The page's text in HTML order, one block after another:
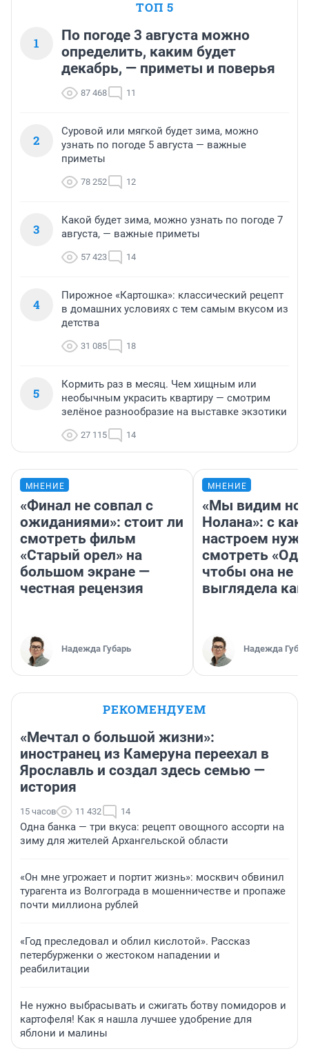
ТОП 5
1
По погоде 3 августа можно
определить, каким будет
декабрь, — приметы и поверья
87 468 11
2
Суровой или мягкой будет зима, можно
узнать по погоде 5 августа — важные
приметы
78 252 12
3
Какой будет зима, можно узнать по погоде 7
августа, — важные приметы
57 423 14
4
Пирожное «Картошка»: классический рецепт
в домашних условиях с тем самым вкусом из
детства
31 085 18
5
Кормить раз в месяц. Чем хищным или
необычным украсить квартиру — смотрим
зелёное разнообразие на выставке экзотики
27 115 14
МНЕНИЕ
«Финал не совпал с
ожиданиями»: стоит ли
смотреть фильм
«Старый орел» на
большом экране —
честная рецензия
Надежда Губарь
МНЕНИЕ
«Мы видим
Нолана»: с
настроем
смотреть
чтобы она не
выглядела как
Надежда
РЕКОМЕНДУЕМ
«Мечтал о большой жизни»:
иностранец из Камеруна переехал в
Ярославль и создал здесь семью —
история
15 часов 11 432 14
Одна банка — три вкуса: рецепт овощного ассорти на
зиму для жителей Архангельской области
«Он мне угрожает и портит жизнь»: москвич обвинил
турагента из Волгограда в мошенничестве и пропаже
почти миллиона рублей
«Год преследовал и облил кислотой». Рассказ
петербурженки о жестоком нападении и
реабилитации
Не нужно выбрасывать и сжигать ботву помидоров и
картофеля! Как я нашла лучшее удобрение для
яблони и малины